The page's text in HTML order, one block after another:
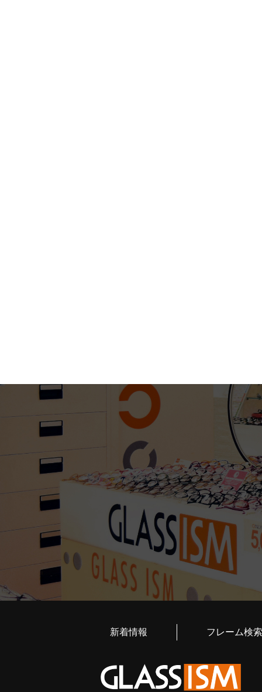
新着情報 フレーム検索